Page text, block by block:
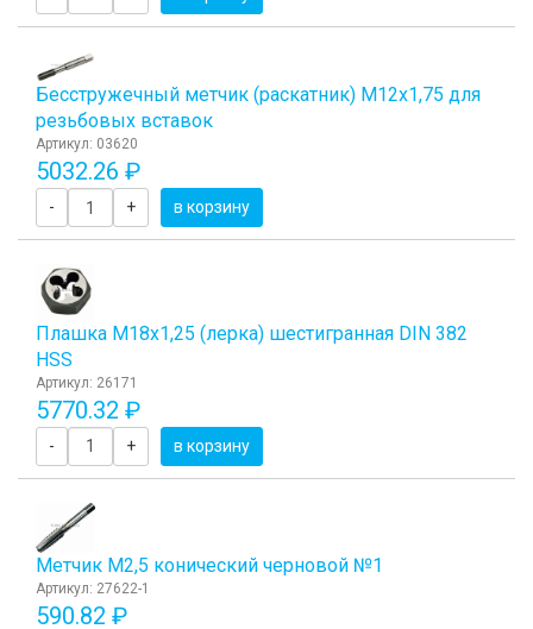
Бесстружечный метчик (раскатник) M12х1,75 для
резьбовых вставок
Артикул: 03620
5032.26 ₽
- + в корзину
Плашка М18x1,25 (лерка) шестигранная DIN 382
HSS
Артикул: 26171
5770.32 ₽
- + в корзину
Метчик M2,5 конический черновой №1
Артикул: 27622-1
590.82 ₽